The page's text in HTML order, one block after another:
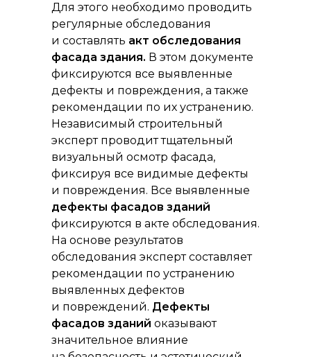
Для этого необходимо проводить
регулярные обследования
и составлять акт обследования
фасада здания. В этом документе
фиксируются все выявленные
дефекты и повреждения, а также
рекомендации по их устранению.
Независимый строительный
эксперт проводит тщательный
визуальный осмотр фасада,
фиксируя все видимые дефекты
и повреждения. Все выявленные
дефекты фасадов зданий
фиксируются в акте обследования.
На основе результатов
обследования эксперт составляет
рекомендации по устранению
выявленных дефектов
и повреждений. Дефекты
фасадов зданий оказывают
значительное влияние